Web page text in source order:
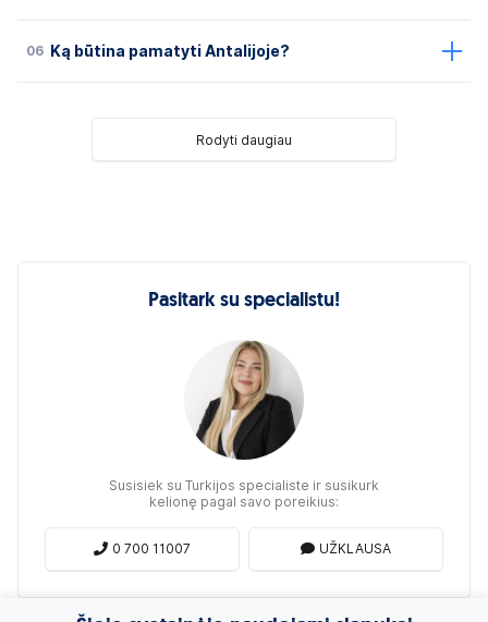
06 Ką būtina pamatyti Antalijoje?
Rodyti daugiau
Pasitark su specialistu!
Susisiek su Turkijos specialiste ir susikurk
kelionę pagal savo poreikius:
0 700 11007 UŽKLAUSA